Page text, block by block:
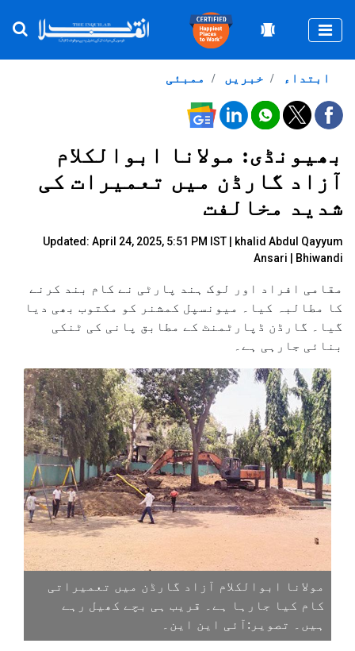
ممبئی خبریں ابتداء
بھیونڈی: مولانا ابوالکلام
آزاد گارڈن میں تعمیرات کی
شدید مخالفت
Updated: April 24, 2025, 5:51 PM IST |
khalid Abdul Qayyum
Ansari
| Bhiwandi
مقامی افراد اور لوک ہند پارٹی نے کام بند کرنے
کا مطالبہ کیا۔ میونسپل کمشنر کو مکتوب بھی دیا
گیا۔ گارڈن ڈپارٹمنٹ کے مطابق پانی کی ٹنکی
بنائی جارہی ہے۔
مولانا ابوالکلام آزاد گارڈن میں تعمیراتی
کام کیا جارہا ہے۔ قریب ہی بچے کھیل رہے
ہیں۔ تصویر:آئی این این۔